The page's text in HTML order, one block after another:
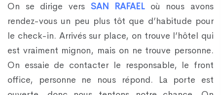
On se dirige vers SAN RAFAELoù nous avons
rendez-vous un peu plus tôt que d’habitude pour
le check-in. Arrivés sur place, on trouve l’hôtel qui
est vraiment mignon, mais on ne trouve personne.
On essaie de contacter le responsable, le front
office, personne ne nous répond. La porte est